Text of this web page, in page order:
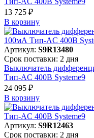
13 725 ₽
В корзинy
Артикул: S9R13480
Срок поставки: 2 дня
Выключатель
Тип-AC 400В Systeme9
24 095 ₽
В корзинy
Артикул: S9R12463
Срок поставки: 2 дня